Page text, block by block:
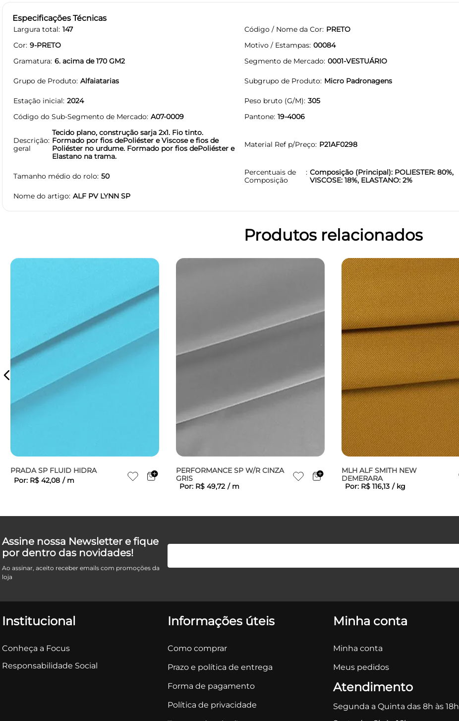
Especificações Técnicas
Largura total 147 Código / Nome da Cor PRETO
Cor 9-PRETO Motivo / Estampas 00084
Gramatura 6. acima de 170 GM2 Segmento de Mercado 0001-VESTUÁRIO
Grupo de Produto Alfaiatarias Subgrupo de Produto Micro Padronagens
Estação inicial 2024 Peso bruto (G/M) 305
Código do Sub-Segmento de Mercado A07-0009 Pantone 19-4006
Descrição
geral
Tecido plano, construção sarja 2x1. Fio tinto.
Formado por fios dePoliéster e Viscose e fios de
Poliéster no urdume. Formado por fios dePoliéster e
Elastano na trama.
Material Ref p/Preço P21AF0298
Tamanho médio do rolo 50
Percentuais de
Composição
Composição (Principal): POLIESTER: 80%,
VISCOSE: 18%, ELASTANO: 2%
Nome do artigo ALF PV LYNN SP
Produtos relacionados
PRADA SP FLUID HIDRA
Por: R$ 42,08 / m
PERFORMANCE SP W/R CINZA
GRIS
Por: R$ 49,72 / m
MLH ALF SMITH NEW
DEMERARA
Por: R$ 116,13 / kg
Assine nossa Newsletter e fique
por dentro das novidades!
Ao assinar, aceito receber emails com promoções da
loja
Institucional
Conheça a Focus
Responsabilidade Social
Informações úteis
Como comprar
Prazo e política de entrega
Forma de pagamento
Política de privacidade
Minha conta
Minha conta
Meus pedidos
Atendimento
Segunda a Quinta das 8h às 18h